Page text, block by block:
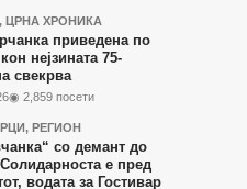
, ЦРНА ХРОНИКА
приведена по
нејзината 75-
свекрва
◉ 2,859 посети
, РЕГИОН
со демант до
е пред
водата за Гостивар